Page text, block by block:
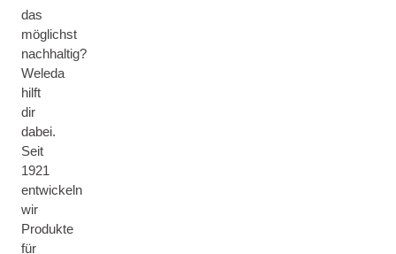
das
möglichst
nachhaltig?
Weleda
hilft
dir
dabei.
Seit
1921
entwickeln
wir
Produkte
für